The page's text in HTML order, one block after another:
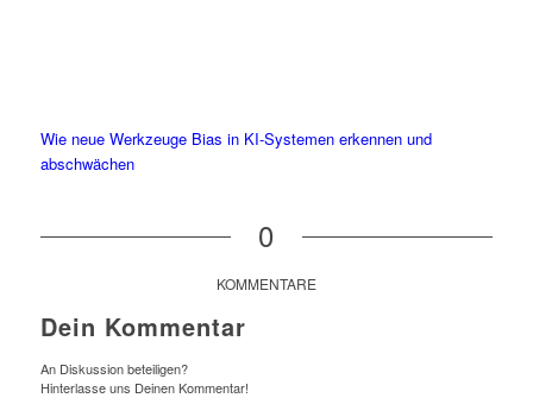
Wie neue Werkzeuge Bias in KI-Systemen erkennen und
abschwächen
0
KOMMENTARE
Dein Kommentar
An Diskussion beteiligen?
Hinterlasse uns Deinen Kommentar!